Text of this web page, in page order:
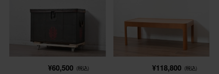
¥60,500 (税込) ¥118,800 (税込)